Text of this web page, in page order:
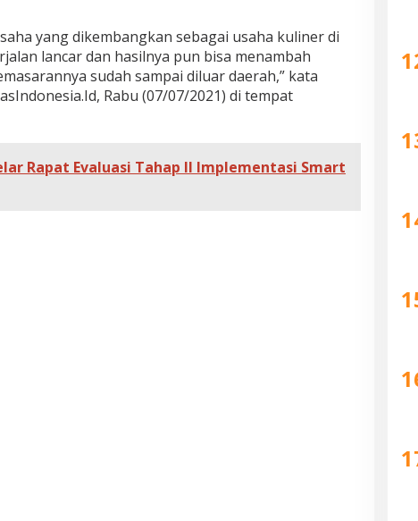
yang dikembangkan sebagai usaha kuliner di
lancar dan hasilnya pun bisa menambah
sudah sampai diluar daerah,” kata
Rabu (07/07/2021) di tempat
Rapat Evaluasi Tahap II Implementasi Smart